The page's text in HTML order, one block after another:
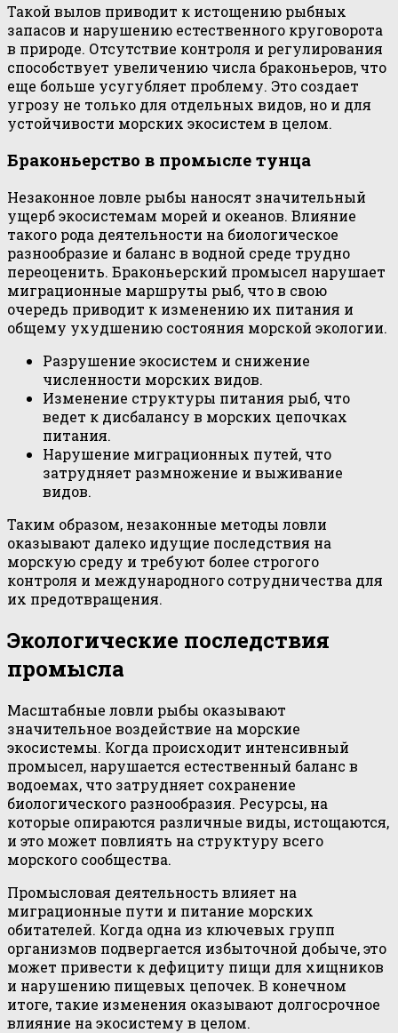
Такой вылов приводит к истощению рыбных
запасов и нарушению естественного круговорота
в природе. Отсутствие контроля и регулирования
способствует увеличению числа браконьеров, что
еще больше усугубляет проблему. Это создает
угрозу не только для отдельных видов, но и для
устойчивости морских экосистем в целом.
Браконьерство в промысле тунца
Незаконное ловле рыбы наносят значительный
ущерб экосистемам морей и океанов. Влияние
такого рода деятельности на биологическое
разнообразие и баланс в водной среде трудно
переоценить. Браконьерский промысел нарушает
миграционные маршруты рыб, что в свою
очередь приводит к изменению их питания и
общему ухудшению состояния морской экологии.
Разрушение экосистем и снижение
численности морских видов.
Изменение структуры питания рыб, что
ведет к дисбалансу в морских цепочках
питания.
Нарушение миграционных путей, что
затрудняет размножение и выживание
видов.
Таким образом, незаконные методы ловли
оказывают далеко идущие последствия на
морскую среду и требуют более строгого
контроля и международного сотрудничества для
их предотвращения.
Экологические последствия
промысла
Масштабные ловли рыбы оказывают
значительное воздействие на морские
экосистемы. Когда происходит интенсивный
промысел, нарушается естественный баланс в
водоемах, что затрудняет сохранение
биологического разнообразия. Ресурсы, на
которые опираются различные виды, истощаются,
и это может повлиять на структуру всего
морского сообщества.
Промысловая деятельность влияет на
миграционные пути и питание морских
обитателей. Когда одна из ключевых групп
организмов подвергается избыточной добыче, это
может привести к дефициту пищи для хищников
и нарушению пищевых цепочек. В конечном
итоге, такие изменения оказывают долгосрочное
влияние на экосистему в целом.